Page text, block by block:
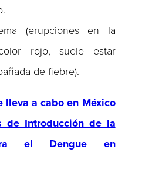
(erupciones en la
rojo, suele estar
de fiebre).
lleva a cabo en México
de Introducción de la
el Dengue en